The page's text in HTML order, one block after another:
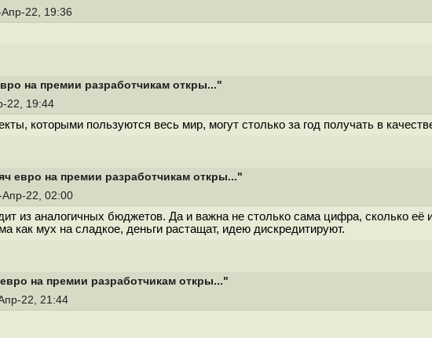
22, 19:36
на премии разработчикам откры..."
22, 19:44
которыми пользуются весь мир, могут столько за год получать в
евро на премии разработчикам откры..."
Апр-22, 02:00
из аналогичных бюджетов. Да и важна не столько сама цифра, сколько
как мух на сладкое, деньги растащат, идею дискредитируют.
на премии разработчикам откры..."
22, 21:44